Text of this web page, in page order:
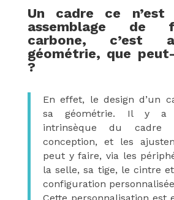
Un cadre ce n’est
assemblage de
carbone, c’est
géométrie, que
?
En effet, le design d’un
sagéométrie. Il y a
intrinsèque du
conception, et les
peut y faire, via les
la selle, sa tige, le cintre
configuration
Cette personnalisation est